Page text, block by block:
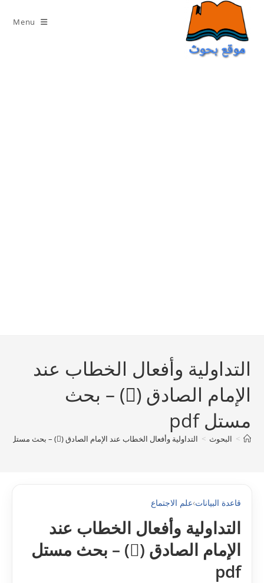
content
Menu
التداولية وأفعال الخطاب عند
الإمام الصادق () – بحث
مستل pdf
> البحوث > التداولية وأفعال الخطاب عند الإمام الصادق () – بحث مستل pdf
قاعدة البيانات›علم الاجتماع
التداولية وأفعال الخطاب عند
الإمام الصادق () – بحث مستل
pdf